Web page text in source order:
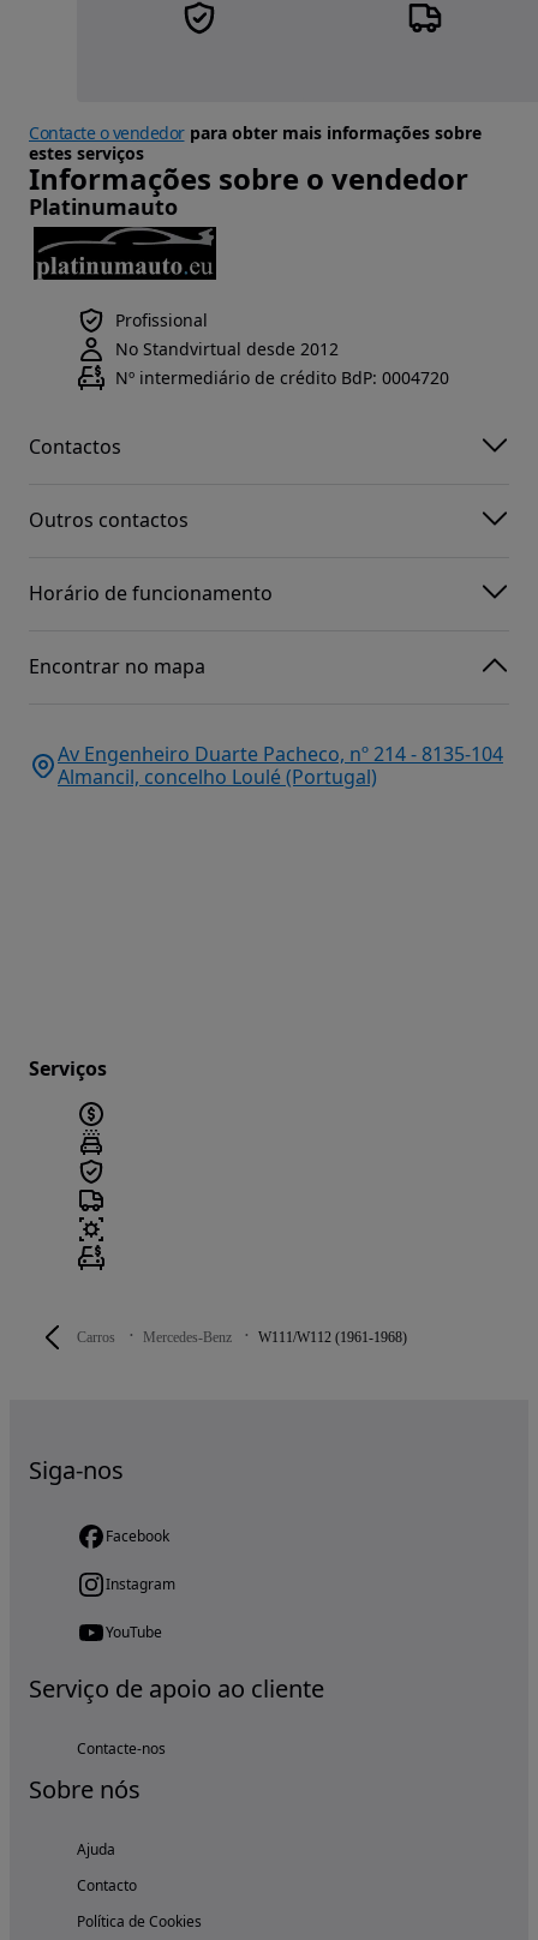
Carros Mercedes-Benz W111/W112 (1961-1968)
Contacte o vendedorpara obter mais informações sobre
estes serviços
Informações sobre o vendedor
Platinumauto
Profissional
No Standvirtual desde 2012
Nº intermediário de crédito BdP: 0004720
Contactos
Outros contactos
Horário de funcionamento
Encontrar no mapa
Av Engenheiro Duarte Pacheco, nº 214 - 8135-104
Almancil, concelho Loulé (Portugal)
Serviços
Siga-nos
Facebook
Instagram
YouTube
Serviço de apoio ao cliente
Contacte-nos
Sobre nós
Ajuda
Contacto
Política de Cookies